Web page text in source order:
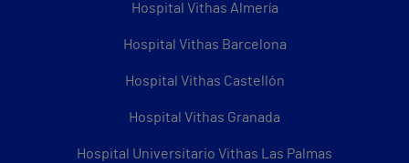
Hospital Vithas Almería
Hospital Vithas Barcelona
Hospital Vithas Castellón
Hospital Vithas Granada
Hospital Universitario Vithas Las Palmas